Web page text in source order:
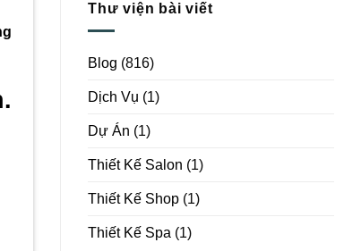
Thư viện bài viết
Blog (816)
Dịch Vụ (1)
Dự Án (1)
Thiết Kế Salon (1)
Thiết Kế Shop (1)
Thiết Kế Spa (1)